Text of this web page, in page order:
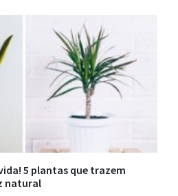
5 plantas que trazem
natural